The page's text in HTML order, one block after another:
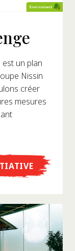
est un plan
Nissin
créer
mesures